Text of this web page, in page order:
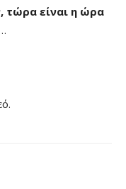
τώρα είναι η ώρα